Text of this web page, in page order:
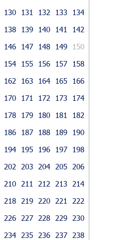
130 131 132 133
134
138 139 140 141
142
146 147 148 149
150
154 155 156 157
158
162 163 164 165
166
170 171 172 173
174
178 179 180 181
182
186 187 188 189
190
194 195 196 197
198
202 203 204 205
206
210 211 212 213
214
218 219 220 221
222
226 227 228 229
230
234 235 236 237
238